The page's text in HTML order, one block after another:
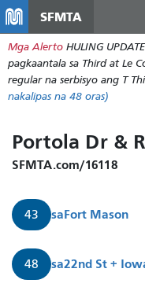
SFMTA
Mga Alerto HULING
pagkaantala sa Third at Le
regular na serbisyo ang T
nakalipas na 48 oras)
Portola Dr &
SFMTA.com/16118
43 saFort Mason
48 sa22nd St +